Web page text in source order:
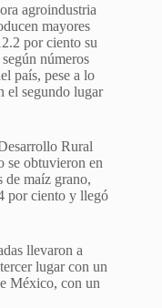
agroindustria
mayores
por ciento su
números
país, pese a lo
el segundo lugar
Rural
se obtuvieron en
de maíz grano,
por ciento y llegó
llevaron a
lugar con un
México, con un